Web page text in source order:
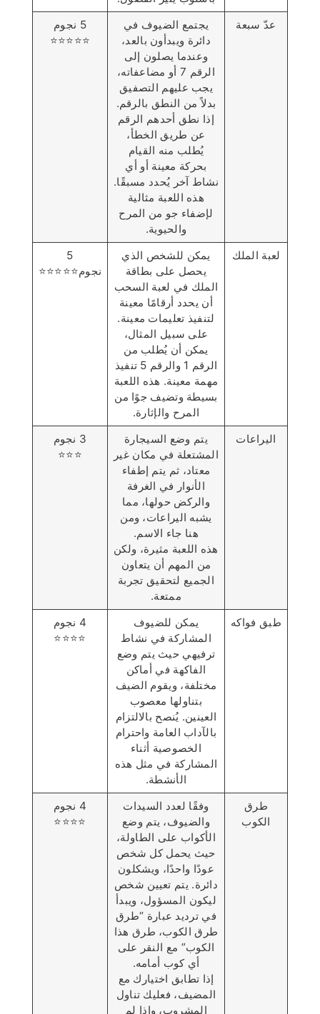
عدّ سبعة
يجتمع الضيوف في
دائرة ويبدأون بالعد،
وعندما يصلون إلى
الرقم 7 أو مضاعفاته،
يجب عليهم التصفيق
بدلاً من النطق بالرقم.
إذا نطق أحدهم الرقم
عن طريق الخطأ،
يُطلب منه القيام
بحركة معينة أو أي
نشاط آخر يُحدد مسبقًا.
هذه اللعبة مثالية
لإضفاء جو من المرح
والحيوية.
5 نجوم
⭐️⭐️⭐️⭐️⭐️
لعبة الملك
يمكن للشخص الذي
يحصل على بطاقة
الملك في لعبة السحب
أن يحدد أرقامًا معينة
لتنفيذ تعليمات معينة.
على سبيل المثال،
يمكن أن يُطلب من
الرقم 1 والرقم 5 تنفيذ
مهمة معينة. هذه اللعبة
بسيطة وتضيف جوًا من
المرح والإثارة.
5
نجوم⭐️⭐️⭐️⭐️⭐️
اليراعات
يتم وضع السيجارة
المشتعلة في مكان غير
معتاد، ثم يتم إطفاء
الأنوار في الغرفة
والركض حولها، مما
يشبه اليراعات، ومن
هنا جاء الاسم.
هذه اللعبة مثيرة، ولكن
من المهم أن يتعاون
الجميع لتحقيق تجربة
ممتعة.
3 نجوم
⭐️⭐️⭐️
طبق فواكه
يمكن للضيوف
المشاركة في نشاط
ترفيهي حيث يتم وضع
الفاكهة في أماكن
مختلفة، ويقوم الضيف
بتناولها معصوب
العينين. يُنصح بالالتزام
بالآداب العامة واحترام
الخصوصية أثناء
المشاركة في مثل هذه
الأنشطة.
4 نجوم
⭐️⭐️⭐️⭐️
طرق
الكوب
وفقًا لعدد السيدات
والضيوف، يتم وضع
الأكواب على الطاولة،
حيث يحمل كل شخص
عودًا واحدًا، ويشكلون
دائرة. يتم تعيين شخص
ليكون المسؤول، ويبدأ
في ترديد عبارة “طرق
طرق الكوب، طرق هذا
الكوب” مع النقر على
أي كوب أمامه.
إذا تطابق اختيارك مع
المضيف، فعليك تناول
المشروب، وإذا لم
4 نجوم
⭐️⭐️⭐️⭐️